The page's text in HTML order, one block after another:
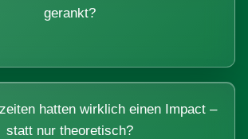
gerankt?
hatten wirklich einen Impact –
statt nur theoretisch?